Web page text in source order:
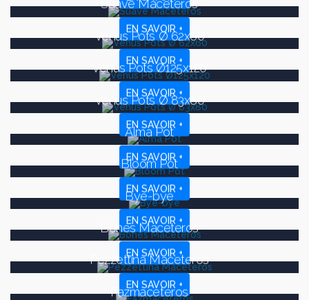
EN SAVOIR +
Suave Maceteros
EN SAVOIR +
Venus Pots Ø 62x60
EN SAVOIR +
Venus Pots Ø125x120
EN SAVOIR +
Venus Pots Ø 83x80
EN SAVOIR +
Alma Pot
EN SAVOIR +
Bloom Pot
EN SAVOIR +
Bye-bye
EN SAVOIR +
Bones Maceteros
EN SAVOIR +
Pezzettina Maceteros
Fazmaceteros